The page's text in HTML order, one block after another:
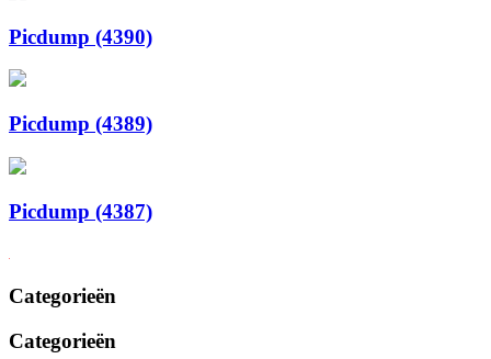
Picdump (4390)
Picdump (4389)
Picdump (4387)
Categorieën
Categorieën